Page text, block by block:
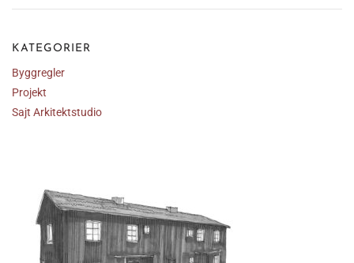
KATEGORIER
Byggregler
Projekt
Sajt Arkitektstudio